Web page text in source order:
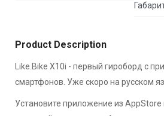
Product Description
Like.Bike X10i - первый гироборд с
смартфонов. Уже скоро на русском
Установите приложение из